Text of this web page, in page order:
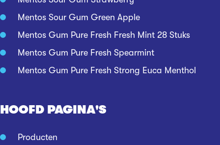
Mentos Sour Gum Green Apple
Mentos Gum Pure Fresh Fresh Mint 28 Stuks
Mentos Gum Pure Fresh Spearmint
Mentos Gum Pure Fresh Strong Euca Menthol
HOOFD PAGINA'S
Producten